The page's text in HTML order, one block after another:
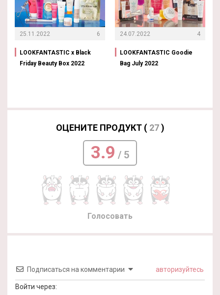
25.11.2022 6
LOOKFANTASTIC x Black
Friday Beauty Box 2022
24.07.2022 4
LOOKFANTASTIC Goodie
Bag July 2022
ОЦЕНИТЕ ПРОДУКТ ( 27)
3.9 / 5
Голосовать
Подписаться на комментарии авторизуйтесь
Войти через: